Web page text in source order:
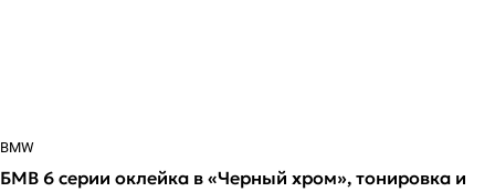
BMW
БМВ 6 серии оклейка в «Черный хром», тонировка и